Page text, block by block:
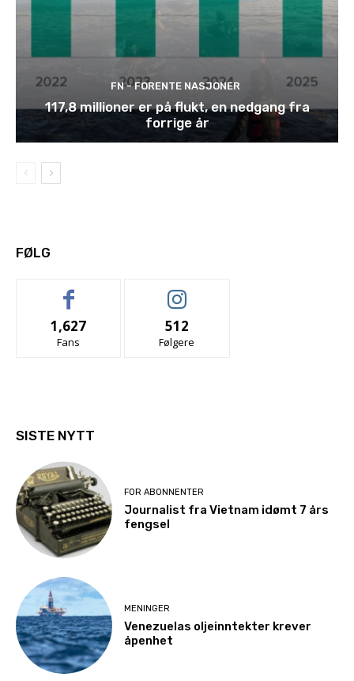
FN - FORENTE NASJONER
117,8 millioner er på flukt, en nedgang fra
forrige år
FØLG
1,627
Fans
512
Følgere
SISTE NYTT
FOR ABONNENTER
Journalist fra Vietnam idømt 7 års
fengsel
MENINGER
Venezuelas oljeinntekter krever
åpenhet